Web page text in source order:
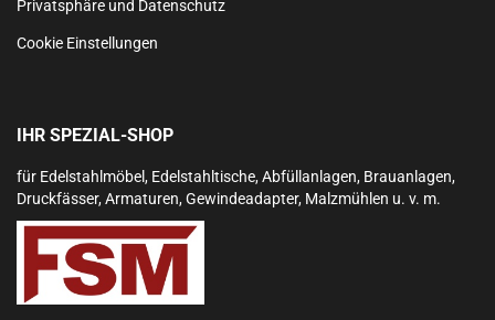
Privatsphäre und Datenschutz
Cookie Einstellungen
IHR SPEZIAL-SHOP
für Edelstahlmöbel, Edelstahltische, Abfüllanlagen, Brauanlagen,
Druckfässer, Armaturen, Gewindeadapter, Malzmühlen u. v. m.